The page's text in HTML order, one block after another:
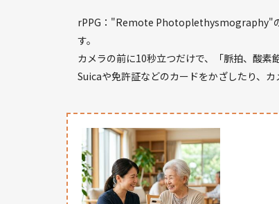
rPPG："Remote Photoplethysmography"の
す。
カメラの前に10秒立つだけで、「脈拍、酸素
Suicaや免許証などのカードをかざしたり、